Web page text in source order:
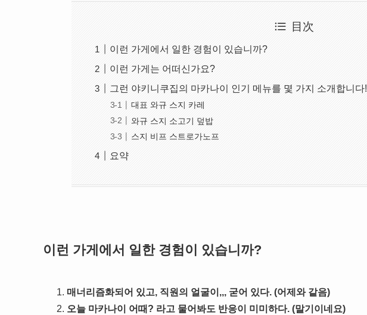
目次
이런 가게에서 일한 경험이 있습니까?
이런 가게는 어떠신가요?
그런 야키니쿠집의 마카나이 인기 메뉴를 몇 가지 소개합니다!
대표 와규 스지 카레
와규 스지 소고기 덮밥
스지 비프 스트로가노프
요약
이런 가게에서 일한 경험이 있습니까?
매너리즘화되어 있고, 직원의 얼굴이,,, 굳어 있다. (어제와 같음)
오늘 마카나이 어때? 라고 물어봐도 반응이 미미하다. (말기이네요)